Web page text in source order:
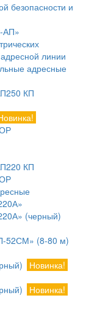
безопасности и
АП»
линии
адресные
КП
КП
(черный)
52СМ» (8-80 м)
Новинка!
Новинка!